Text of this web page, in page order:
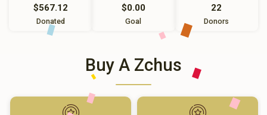
$567.12
Donated
$0.00
Goal
22
Donors
Buy A Zchus